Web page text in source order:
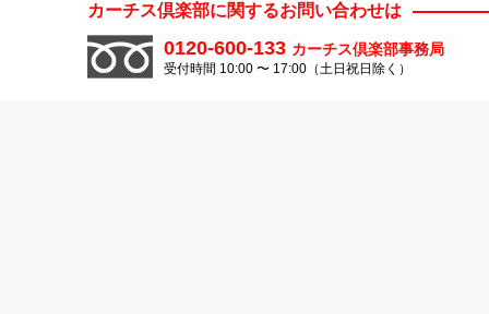
カーチス倶楽部に関するお問い合わせは
0120-600-133 カーチス倶楽部事務局
受付時間 10:00 〜 17:00（土日祝日除く）